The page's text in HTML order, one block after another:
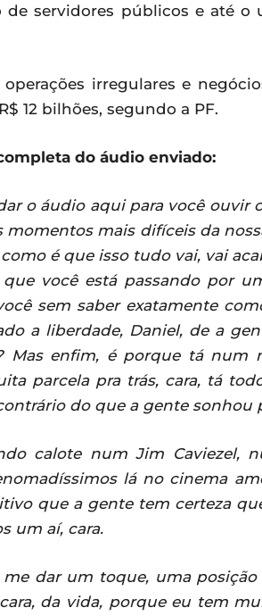
de servidores públicos e até o
irregulares e
12 bilhões, segundo a PF.
do áudio enviado:
o áudio aqui para você ouvir
mais difíceis da
é que isso tudo vai, vai
você está passando por
sem saber exatamente
a liberdade, Daniel, de a
Mas enfim, é porque tá
parcela pra trás, cara, tá
do que a gente sonhou
calote num Jim Caviezel,
lá no cinema
que a gente tem certeza
um aí, cara.
me dar um toque, uma
da vida, porque eu tem